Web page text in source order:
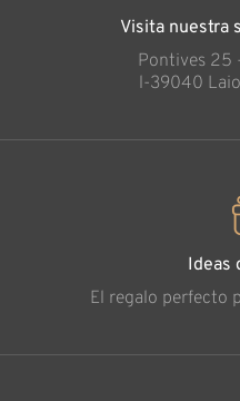
Visita nuestra
Pontives 25
l-39040
Ideas
El regalo perfecto